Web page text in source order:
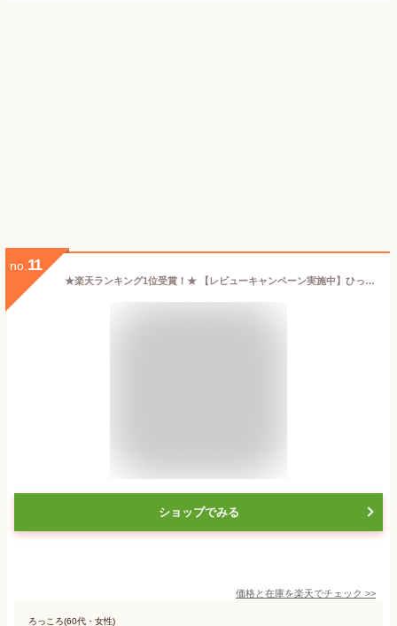
no. 11
★楽天ランキング1位受賞！★ 【レビューキャンペーン実施中】ひっくり返らないプレート 電子レンジ対応 食洗機対応 kawaii&born* silicon plate オリジナルシリコンプレート 離乳食プレート 吸盤プレート お皿 離乳食食器 出産祝い ギフト プレゼント 子供服kawaiiZOU
ショップでみる
価格と在庫を楽天でチェック >>
ろっころ(60代・女性)